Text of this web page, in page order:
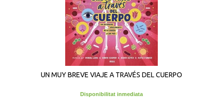
UN MUY BREVE VIAJE A TRAVÉS DEL CUERPO
Disponibilitat inmediata